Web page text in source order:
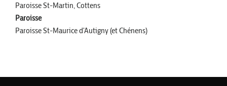
Paroisse St-Martin, Cottens
Paroisse
Paroisse St-Maurice d'Autigny (et Chénens)